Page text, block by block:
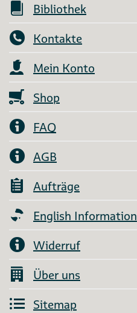
Bibliothek
Kontakte
Mein Konto
Shop
FAQ
AGB
Aufträge
English Information
Widerruf
Über uns
Sitemap